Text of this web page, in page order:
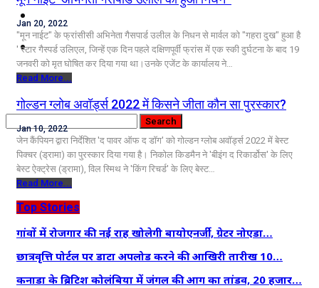
धर्म
विज्ञान तकनीकी
Jan 20, 2022
"मून नाईट" के फ्रांसीसी अभिनेता गैसपार्ड उलील के निधन से मार्वल को "गहरा दुख" हुआ है
' स्टार गैस्पर्ड उलिएल, जिन्हें एक दिन पहले दक्षिणपूर्वी फ्रांस में एक स्की दुर्घटना के बाद 19
जनवरी को मृत घोषित कर दिया गया था।उनके एजेंट के कार्यालय ने…
Read More...
गोल्डन ग्लोब अवॉर्ड्स 2022 में किसने जीता कौन सा पुरस्कार?
Jan 10, 2022
जेन कैंपियन द्वारा निर्देशित 'द पावर ऑफ द डॉग' को गोल्डन ग्लोब अवॉर्ड्स 2022 में बेस्ट
पिक्चर (ड्रामा) का पुरस्कार दिया गया है। निकोल किडमैन ने 'बीइंग द रिकार्डोस' के लिए
बेस्ट ऐक्ट्रेस (ड्रामा), विल स्मिथ ने 'किंग रिचर्ड' के लिए बेस्ट…
Read More...
Top Stories
गांवों में रोजगार की नई राह खोलेगी बायोएनर्जी, ग्रेटर नोएडा…
छात्रवृत्ति पोर्टल पर डाटा अपलोड करने की आखिरी तारीख 10…
कनाडा के ब्रिटिश कोलंबिया में जंगल की आग का तांडव, 20 हजार…